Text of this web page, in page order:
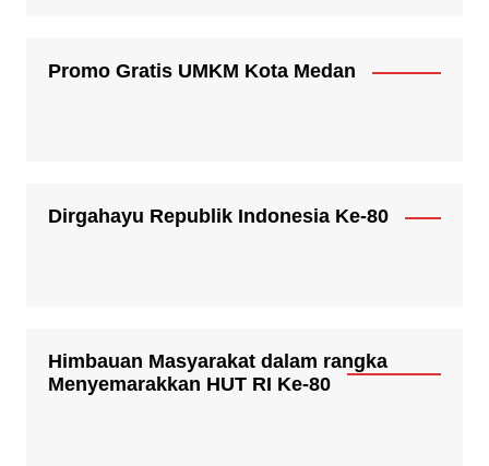
Promo Gratis UMKM Kota Medan
Dirgahayu Republik Indonesia Ke-80
Himbauan Masyarakat dalam rangka
Menyemarakkan HUT RI Ke-80